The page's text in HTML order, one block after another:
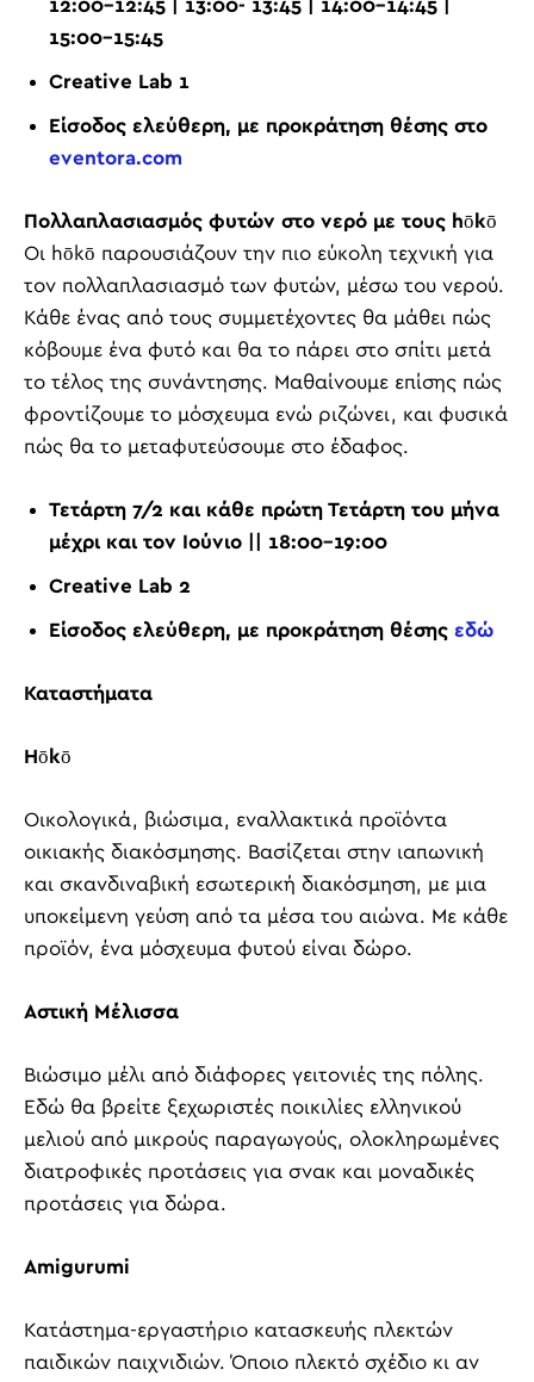
12:00-12:45 | 13:00- 13:45 | 14:00-14:45 |
15:00-15:45
Creative Lab 1
Είσοδος ελεύθερη, με προκράτηση θέσης στο
eventora.com
Πολλαπλασιασμός φυτών στο νερό με τους hōkō
Οι hōkō παρουσιάζουν την πιο εύκολη τεχνική για
τον πολλαπλασιασμό των φυτών, μέσω του νερού.
Κάθε ένας από τους συμμετέχοντες θα μάθει πώς
κόβουμε ένα φυτό και θα το πάρει στο σπίτι μετά
το τέλος της συνάντησης. Μαθαίνουμε επίσης πώς
φροντίζουμε το μόσχευμα ενώ ριζώνει, και φυσικά
πώς θα το μεταφυτεύσουμε στο έδαφος.
Τετάρτη 7/2 και κάθε πρώτη Τετάρτη του μήνα
μέχρι και τον Ιούνιο || 18:00-19:00
Creative Lab 2
Είσοδος ελεύθερη, με προκράτηση θέσης εδώ
Καταστήματα
Hōkō
Οικολογικά, βιώσιμα, εναλλακτικά προϊόντα
οικιακής διακόσμησης. Βασίζεται στην ιαπωνική
και σκανδιναβική εσωτερική διακόσμηση, με μια
υποκείμενη γεύση από τα μέσα του αιώνα. Με κάθε
προϊόν, ένα μόσχευμα φυτού είναι δώρο.
Αστική Μέλισσα
Bιώσιµο μέλι από διάφορες γειτονιές της πόλης.
Εδώ θα βρείτε ξεχωριστές ποικιλίες ελληνικού
μελιού από μικρούς παραγωγούς, ολοκληρωμένες
διατροφικές προτάσεις για σνακ και μοναδικές
προτάσεις για δώρα.
Amigurumi
Κατάστημα-εργαστήριο κατασκευής πλεκτών
παιδικών παιχνιδιών. Όποιο πλεκτό σχέδιο κι αν